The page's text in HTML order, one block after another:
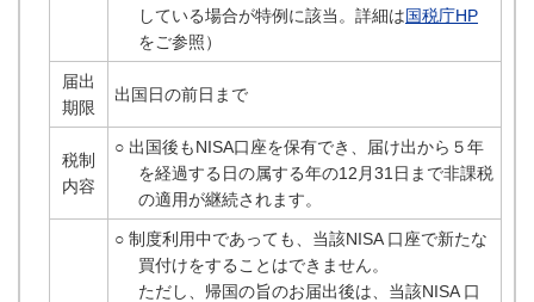
している場合が特例に該当。詳細は国税庁HP
をご参照）
届出
期限
出国日の前日まで
税制
内容
○ 出国後もNISA口座を保有でき、届け出から５年
を経過する日の属する年の12月31日まで非課税
の適用が継続されます。
○ 制度利用中であっても、当該NISA 口座で新たな
買付けをすることはできません。
ただし、帰国の旨のお届出後は、当該NISA 口